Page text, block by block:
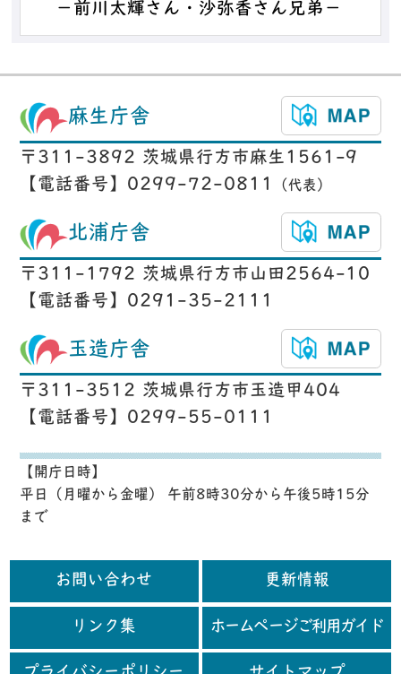
－前川太輝さん・沙弥香さん兄弟－
麻生庁舎
〒311-3892 茨城県行方市麻生1561-9
【電話番号】0299-72-0811
（代表）
北浦庁舎
〒311-1792 茨城県行方市山田2564-10
【電話番号】0291-35-2111
玉造庁舎
〒311-3512 茨城県行方市玉造甲404
【電話番号】0299-55-0111
【開庁日時】
平日（月曜から金曜） 午前8時30分から午後5時15分
まで
お問い合わせ 更新情報
リンク集 ホームページご利用ガイド